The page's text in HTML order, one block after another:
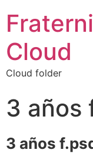
Cloud
Cloud folder
3 años
3 años